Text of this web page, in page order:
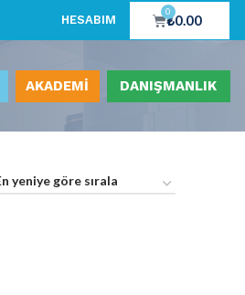
HESABIM ₺0.00
0
AKADEMİ DANIŞMANLIK